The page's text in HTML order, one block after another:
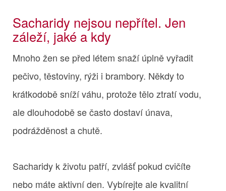
Sacharidy nejsou nepřítel. Jen
záleží, jaké a kdy
Mnoho žen se před létem snaží úplně vyřadit
pečivo, těstoviny, rýži i brambory. Někdy to
krátkodobě sníží váhu, protože tělo ztratí vodu,
ale dlouhodobě se často dostaví únava,
podrážděnost a chutě.
Sacharidy k životu patří, zvlášť pokud cvičíte
nebo máte aktivní den. Vybírejte ale kvalitní